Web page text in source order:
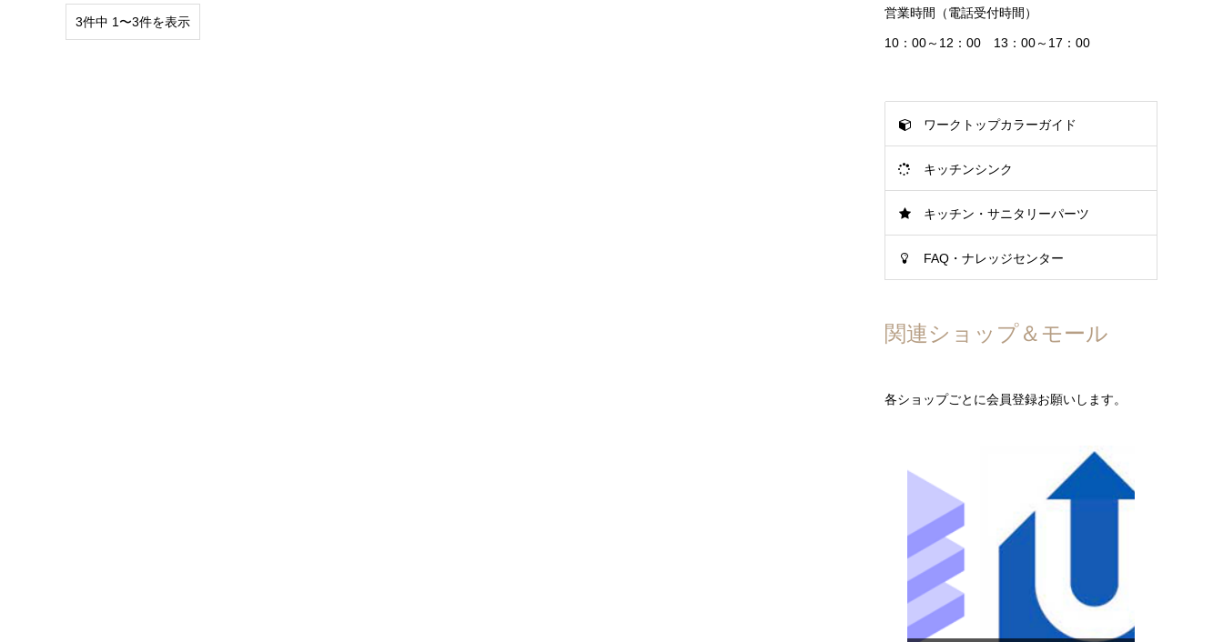
3件中 1〜3件を表示
営業時間（電話受付時間）
10：00～12：00 13：00～17：00
ワークトップカラーガイド
キッチンシンク
キッチン・サニタリーパーツ
FAQ・ナレッジセンター
関連ショップ＆モール
各ショップごとに会員登録お願いします。